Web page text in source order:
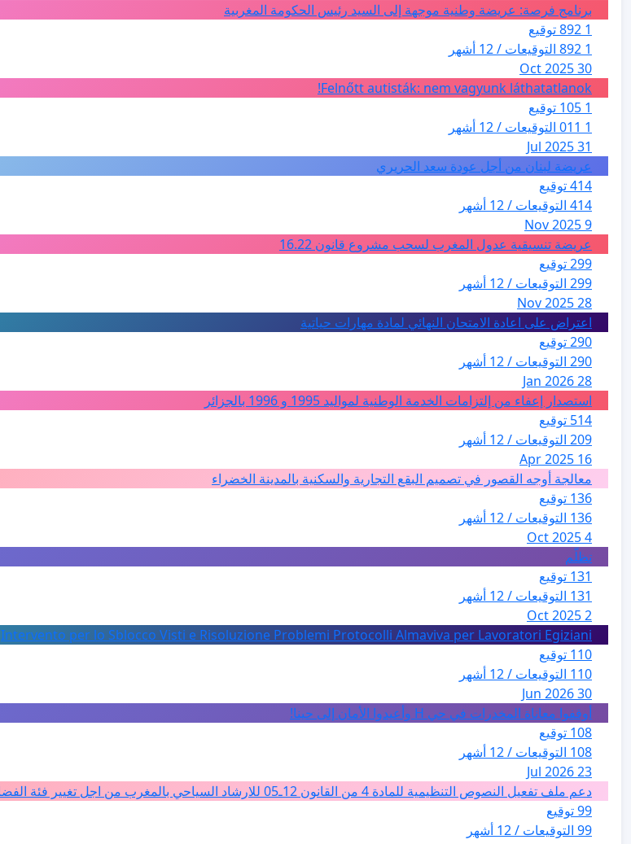
برنامج فرصة: عريضة وطنية موجهة إلى السيد رئيس الحكومة المغربية
1 892 توقيع
1 892 التوقيعات / 12 أشهر
30 Oct 2025
Felnőtt autisták: nem vagyunk láthatatlanok!
1 105 توقيع
1 011 التوقيعات / 12 أشهر
31 Jul 2025
عريضة لبنان من أجل عودة سعد الحريري
414 توقيع
414 التوقيعات / 12 أشهر
9 Nov 2025
عريضة تنسيقية عدول المغرب لسحب مشروع قانون 16.22
299 توقيع
299 التوقيعات / 12 أشهر
28 Nov 2025
اعتراض على اعادة الامتحان النهائي لمادة مهارات حياتية
290 توقيع
290 التوقيعات / 12 أشهر
28 Jan 2026
استصدار إعفاء من إلتزامات الخدمة الوطنية لمواليد 1995 و 1996 بالجزائر
514 توقيع
209 التوقيعات / 12 أشهر
16 Apr 2025
معالجة أوجه القصور في تصميم البقع التجارية والسكنية بالمدينة الخضراء
136 توقيع
136 التوقيعات / 12 أشهر
4 Oct 2025
تظلّم
131 توقيع
131 التوقيعات / 12 أشهر
2 Oct 2025
Intervento per lo Sblocco Visti e Risoluzione Problemi Protocolli Almaviva per Lavoratori Egiziani
110 توقيع
110 التوقيعات / 12 أشهر
30 Jun 2026
أوقفوا معاناة المخدرات في حي H وأعيدوا الأمان إلى حينا!
108 توقيع
108 التوقيعات / 12 أشهر
23 Jul 2026
دعم ملف تفعيل النصوص التنظيمية للمادة 4 من القانون 12ـ05 للارشاد السياحي بالمغرب من اجل تغيير فئة الفضاءات الطبيعية الى فئة المدن والمدارات
99 توقيع
99 التوقيعات / 12 أشهر